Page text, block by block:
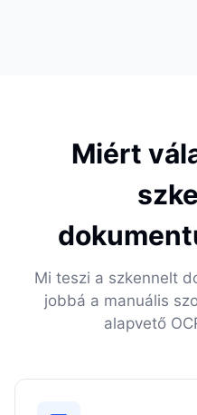
Miért
Mi teszi a szkennelt
jobbá a manuális
alapvető